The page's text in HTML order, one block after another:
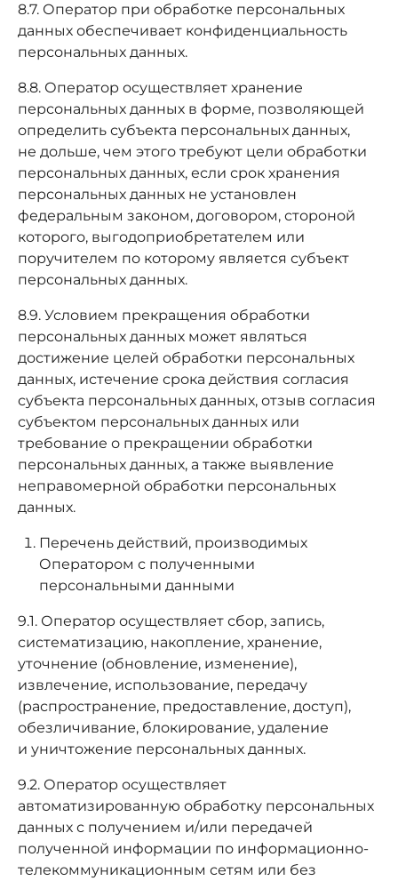
8.7. Оператор при обработке персональных
данных обеспечивает конфиденциальность
персональных данных.
8.8. Оператор осуществляет хранение
персональных данных в форме, позволяющей
определить субъекта персональных данных,
не дольше, чем этого требуют цели обработки
персональных данных, если срок хранения
персональных данных не установлен
федеральным законом, договором, стороной
которого, выгодоприобретателем или
поручителем по которому является субъект
персональных данных.
8.9. Условием прекращения обработки
персональных данных может являться
достижение целей обработки персональных
данных, истечение срока действия согласия
субъекта персональных данных, отзыв согласия
субъектом персональных данных или
требование о прекращении обработки
персональных данных, а также выявление
неправомерной обработки персональных
данных.
Перечень действий, производимых
Оператором с полученными
персональными данными
9.1. Оператор осуществляет сбор, запись,
систематизацию, накопление, хранение,
уточнение (обновление, изменение),
извлечение, использование, передачу
(распространение, предоставление, доступ),
обезличивание, блокирование, удаление
и уничтожение персональных данных.
9.2. Оператор осуществляет
автоматизированную обработку персональных
данных с получением и/или передачей
полученной информации по информационно-
телекоммуникационным сетям или без